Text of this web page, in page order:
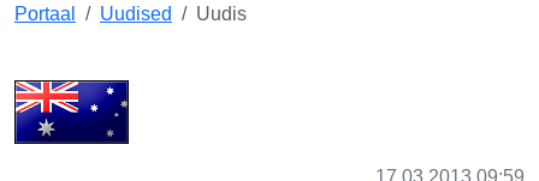
Portaal Uudised Uudis
17.03.2013 09:59